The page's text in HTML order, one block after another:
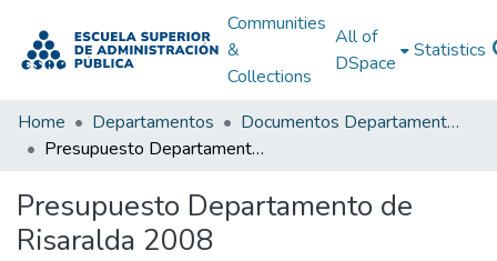
Communities
&
Collections
All of
DSpace
Statistics
Home Departamentos
Documentos Departamentales
Presupuesto Departamento de Risaralda 2008
Presupuesto Departamento de
Risaralda 2008